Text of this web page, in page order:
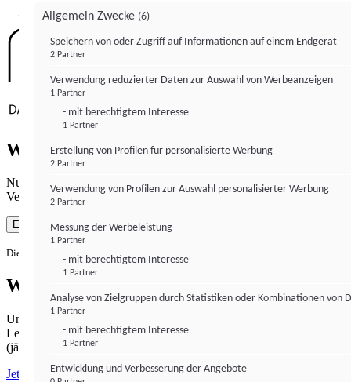
Wie gewohnt mit Werbung lesen
Nutzen Sie institutional-money.com mit Ihrer Zustimmung zur
Verwendung von Cookies für Webanalyse und Werbemaßnahmen.
Einverstanden
Die Zustimmung ist jederzeit widerrufbar.
Werbefrei lesen
Unabhängiger Journalismus hat seinen Preis.
Lesen Sie institutional-money.com PUR für 33,99€ pro Monat
(jährliche Abrechnung).
Jetzt abonnieren
Allgemein Zwecke (6)
Speichern von oder Zugriff auf Informationen auf einem Endgerät
2 Partner
Verwendung reduzierter Daten zur Auswahl von Werbeanzeigen
1 Partner
- mit berechtigtem Interesse
1 Partner
Erstellung von Profilen für personalisierte Werbung
2 Partner
Verwendung von Profilen zur Auswahl personalisierter Werbung
2 Partner
Messung der Werbeleistung
1 Partner
- mit berechtigtem Interesse
1 Partner
Analyse von Zielgruppen durch Statistiken oder Kombinationen von
1 Partner
- mit berechtigtem Interesse
1 Partner
Entwicklung und Verbesserung der Angebote